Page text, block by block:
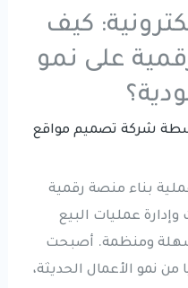
كيف
على نمو
شركة تصميم مواقع
عملية بناء منصة رقمية
عمليات البيع
سهلة ومنظمة. أصبحت
من نمو الأعمال الحديثة،